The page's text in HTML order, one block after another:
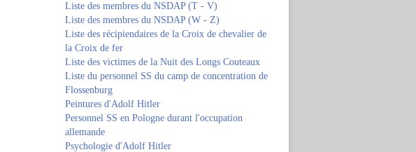
Liste des membres du NSDAP (T - V)
Liste des membres du NSDAP (W - Z)
Liste des récipiendaires de la Croix de chevalier de
la Croix de fer
Liste des victimes de la Nuit des Longs Couteaux
Liste du personnel SS du camp de concentration de
Flossenburg
Peintures d'Adolf Hitler
Personnel SS en Pologne durant l'occupation
allemande
Psychologie d'Adolf Hitler